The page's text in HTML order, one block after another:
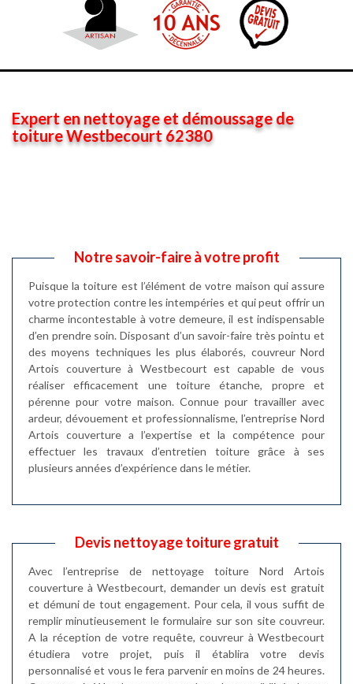
Expert en nettoyage et démoussage de
toiture Westbecourt 62380
Notre savoir-faire à votre profit
Puisque la toiture est l’élément de votre maison qui assure
votre protection contre les intempéries et qui peut offrir un
charme incontestable à votre demeure, il est indispensable
d’en prendre soin. Disposant d’un savoir-faire très pointu et
des moyens techniques les plus élaborés, couvreur Nord
Artois couverture à Westbecourt est capable de vous
réaliser efficacement une toiture étanche, propre et
pérenne pour votre maison. Connue pour travailler avec
ardeur, dévouement et professionnalisme, l’entreprise Nord
Artois couverture a l’expertise et la compétence pour
effectuer les travaux d’entretien toiture grâce à ses
plusieurs années d’expérience dans le métier.
Devis nettoyage toiture gratuit
Avec l’entreprise de nettoyage toiture Nord Artois
couverture à Westbecourt, demander un devis est gratuit
et démuni de tout engagement. Pour cela, il vous suffit de
remplir minutieusement le formulaire sur son site couvreur.
A la réception de votre requête, couvreur à Westbecourt
étudiera votre projet, puis il établira votre devis
personnalisé et vous le fera parvenir en moins de 24 heures.